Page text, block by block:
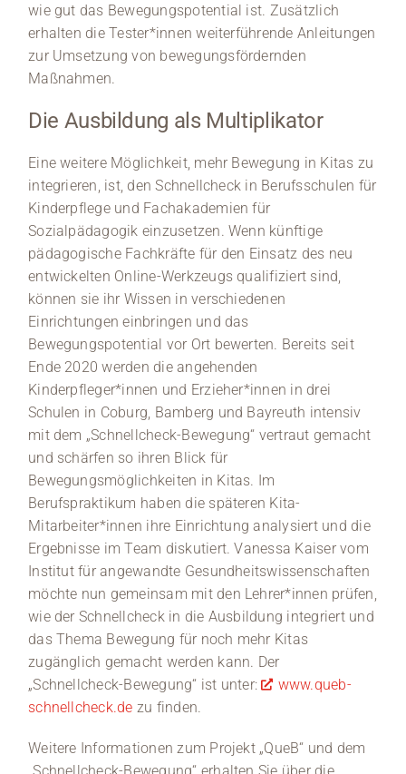
wie gut das Bewegungspotential ist. Zusätzlich
erhalten die Tester*innen weiterführende Anleitungen
zur Umsetzung von bewegungsfördernden
Maßnahmen.
Die Ausbildung als Multiplikator
Eine weitere Möglichkeit, mehr Bewegung in Kitas zu
integrieren, ist, den Schnellcheck in Berufsschulen für
Kinderpflege und Fachakademien für
Sozialpädagogik einzusetzen. Wenn künftige
pädagogische Fachkräfte für den Einsatz des neu
entwickelten Online-Werkzeugs qualifiziert sind,
können sie ihr Wissen in verschiedenen
Einrichtungen einbringen und das
Bewegungspotential vor Ort bewerten. Bereits seit
Ende 2020 werden die angehenden
Kinderpfleger*innen und Erzieher*innen in drei
Schulen in Coburg, Bamberg und Bayreuth intensiv
mit dem „Schnellcheck-Bewegung“ vertraut gemacht
und schärfen so ihren Blick für
Bewegungsmöglichkeiten in Kitas. Im
Berufspraktikum haben die späteren Kita-
Mitarbeiter*innen ihre Einrichtung analysiert und die
Ergebnisse im Team diskutiert. Vanessa Kaiser vom
Institut für angewandte Gesundheitswissenschaften
möchte nun gemeinsam mit den Lehrer*innen prüfen,
wie der Schnellcheck in die Ausbildung integriert und
das Thema Bewegung für noch mehr Kitas
zugänglich gemacht werden kann. Der
„Schnellcheck-Bewegung“ ist unter:
www.queb-
schnellcheck.de zu finden.
Weitere Informationen zum Projekt „QueB“ und dem